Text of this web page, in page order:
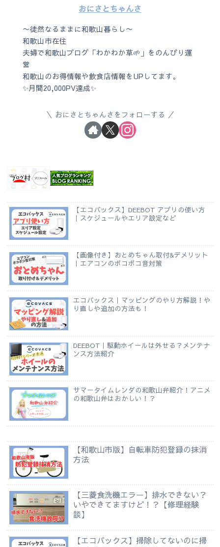
おにさとちゃんさ
〜徒然なるままに和歌山暮らし〜
和歌山市在住
夫婦で和歌山ブログ「わかわか草🌱」をのんびり運
営
和歌山のお得情報や飲食店情報をUPしてます。
✨月間20,000PV達成✨
おにさとちゃんさをフォローする
【エコバックス】DEEBOT アプリの使い方
｜スケジュールやエリア設定など
【画像付き】おとめちゃん取付&デメリット
｜エアコンのポコポコ音対策
エコバックス｜マッピングのやり方解説！や
り直しや追加の方法も！
DEEBOT｜駆動ホイールは外せる？メンテナ
ンス方法紹介
サマータイムレンダの和歌山弁紹介！アニメ
の和歌山弁はおかしい！？
【和歌山市版】自転車防犯登録の抹消
方法
【三菱食洗機エラー】排水できない？
いやできてますけど！？【修理経験
談】
【エコバックス】掃除してないのに掃